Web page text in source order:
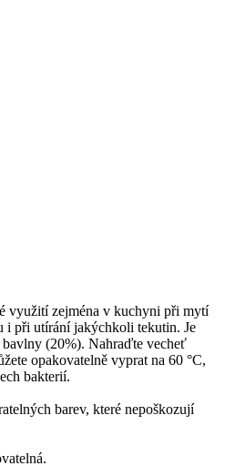
využití zejména v kuchyni při mytí
i při utírání jakýchkoli tekutin. Je
(20%). Nahraďte vecheť
opakovatelně vyprat na 60 °C,
bakterií.
barev, které nepoškozují